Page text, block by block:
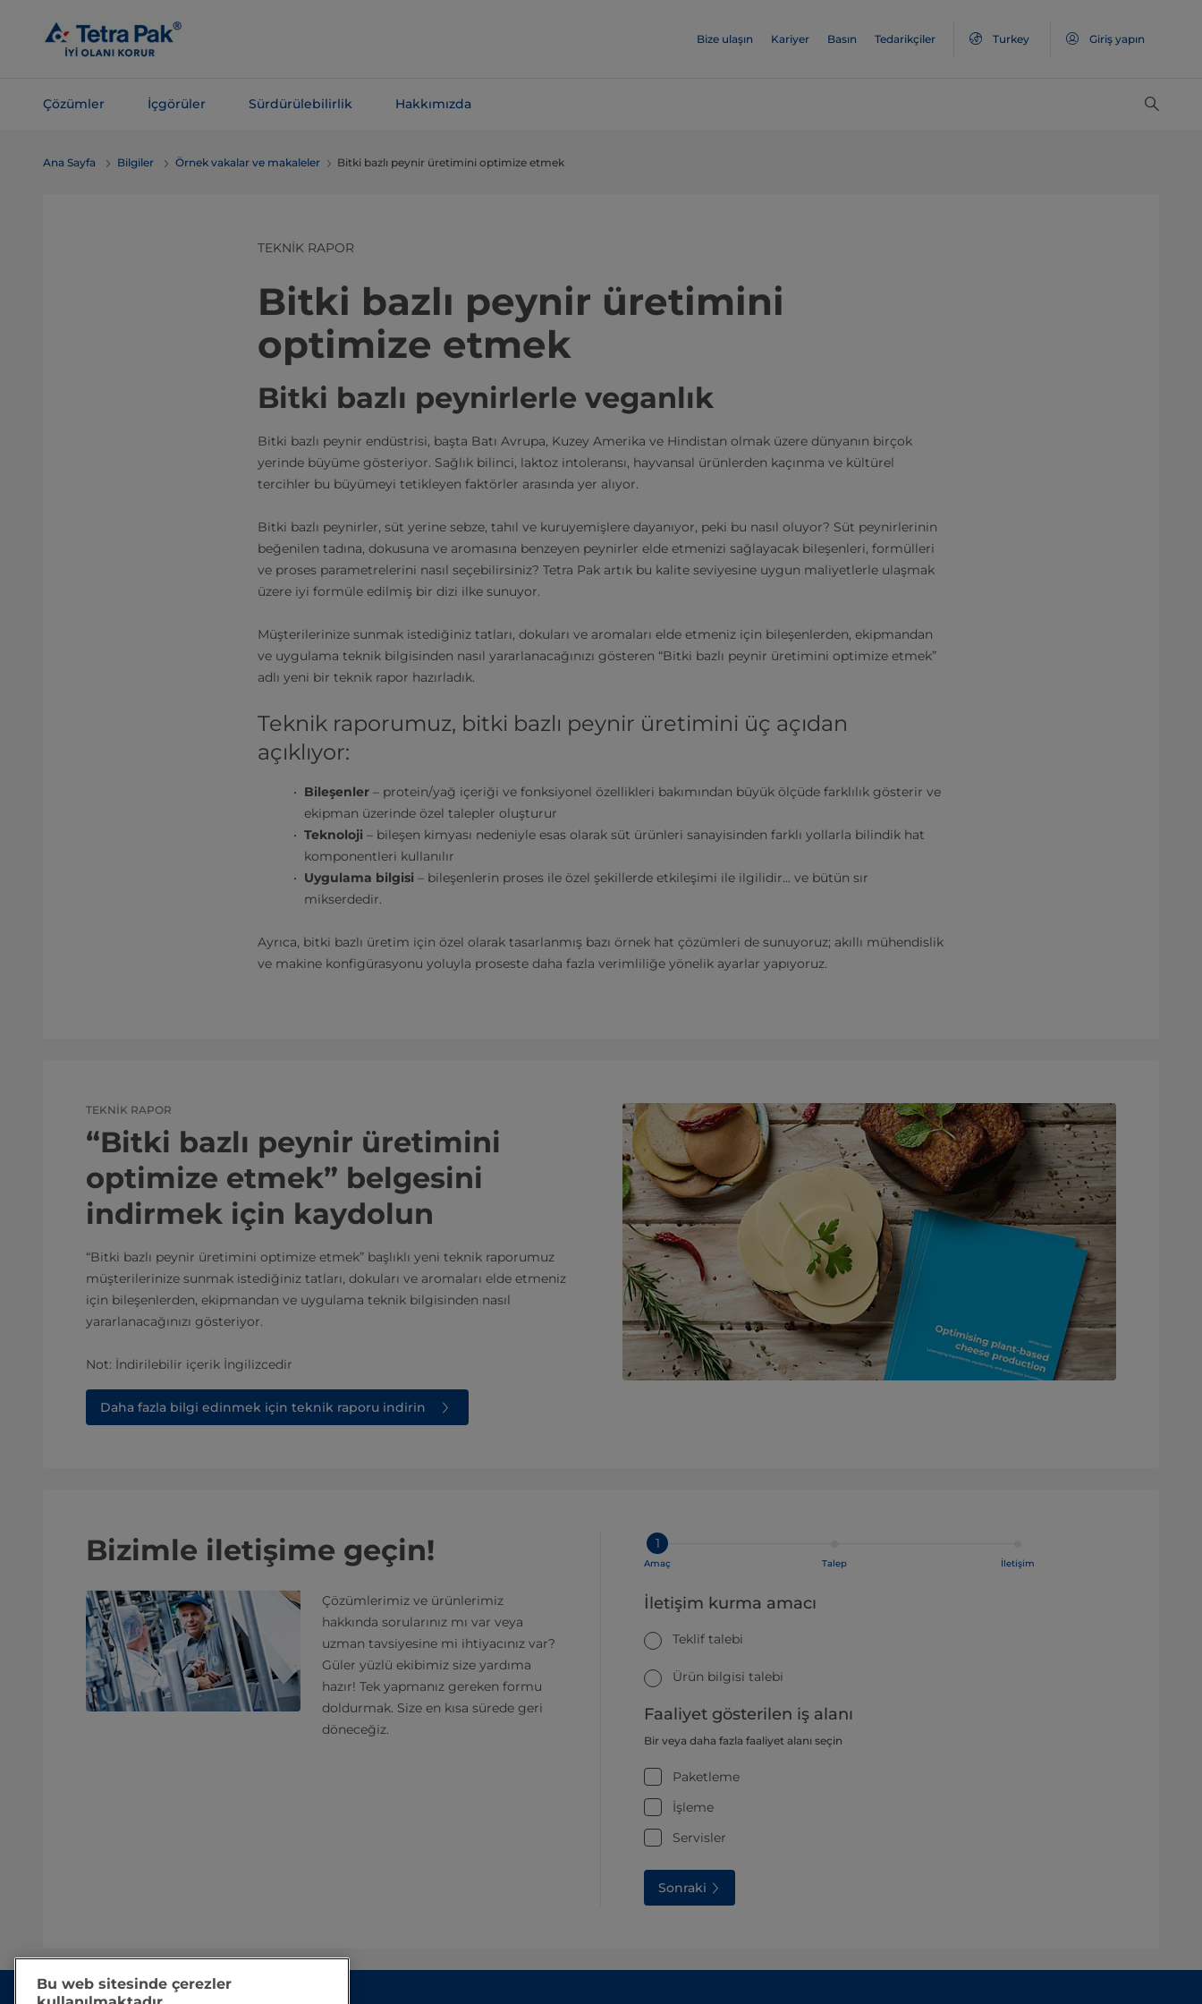
içeriğe
Bize ulaşın Kariyer Basın Tedarikçiler Turkey Giriş yapın
Çözümler İçgörüler Sürdürülebilirlik Hakkımızda
atlaAna Sayfa Bilgiler Örnek vakalar ve makaleler Bitki bazlı peynir üretimini optimize etmek
TEKNİK RAPOR
Bitki bazlı peynir üretimini
optimize etmek
Bitki bazlı peynirlerle veganlık
Bitki bazlı peynir endüstrisi, başta Batı Avrupa, Kuzey Amerika ve Hindistan olmak üzere dünyanın birçok
yerinde büyüme gösteriyor. Sağlık bilinci, laktoz intoleransı, hayvansal ürünlerden kaçınma ve kültürel
tercihler bu büyümeyi tetikleyen faktörler arasında yer alıyor.
Bitki bazlı peynirler, süt yerine sebze, tahıl ve kuruyemişlere dayanıyor, peki bu nasıl oluyor? Süt peynirlerinin
beğenilen tadına, dokusuna ve aromasına benzeyen peynirler elde etmenizi sağlayacak bileşenleri, formülleri
ve proses parametrelerini nasıl seçebilirsiniz? Tetra Pak artık bu kalite seviyesine uygun maliyetlerle ulaşmak
üzere iyi formüle edilmiş bir dizi ilke sunuyor.
Müşterilerinize sunmak istediğiniz tatları, dokuları ve aromaları elde etmeniz için bileşenlerden, ekipmandan
ve uygulama teknik bilgisinden nasıl yararlanacağınızı gösteren “Bitki bazlı peynir üretimini optimize etmek”
adlı yeni bir teknik rapor hazırladık.
Teknik raporumuz, bitki bazlı peynir üretimini üç açıdan
açıklıyor:
Bileşenler – protein/yağ içeriği ve fonksiyonel özellikleri bakımından büyük ölçüde farklılık gösterir ve
ekipman üzerinde özel talepler oluşturur
Teknoloji – bileşen kimyası nedeniyle esas olarak süt ürünleri sanayisinden farklı yollarla bilindik hat
komponentleri kullanılır
Uygulama bilgisi – bileşenlerin proses ile özel şekillerde etkileşimi ile ilgilidir... ve bütün sır
mikserdedir.
Ayrıca, bitki bazlı üretim için özel olarak tasarlanmış bazı örnek hat çözümleri de sunuyoruz; akıllı mühendislik
ve makine konfigürasyonu yoluyla proseste daha fazla verimliliğe yönelik ayarlar yapıyoruz.
TEKNİK RAPOR
“Bitki bazlı peynir üretimini
optimize etmek” belgesini
indirmek için kaydolun
“Bitki bazlı peynir üretimini optimize etmek” başlıklı yeni teknik raporumuz
müşterilerinize sunmak istediğiniz tatları, dokuları ve aromaları elde etmeniz
için bileşenlerden, ekipmandan ve uygulama teknik bilgisinden nasıl
yararlanacağınızı gösteriyor.
Not: İndirilebilir içerik İngilizcedir
Daha fazla bilgi edinmek için teknik raporu indirin
Bizimle iletişime geçin!
Çözümlerimiz ve ürünlerimiz
hakkında sorularınız mı var veya
uzman tavsiyesine mi ihtiyacınız var?
Güler yüzlü ekibimiz size yardıma
hazır! Tek yapmanız gereken formu
doldurmak. Size en kısa sürede geri
döneceğiz.
1
Amaç Talep İletişim
İletişim kurma amacı
Teklif talebi
Ürün bilgisi talebi
Faaliyet gösterilen iş alanı
Bir veya daha fazla faaliyet alanı seçin
Paketleme
İşleme
Servisler
Sonraki
Bu web sitesinde çerezler